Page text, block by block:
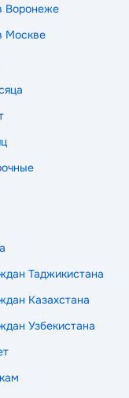
Воронеже
Москве
Таджикистана
Казахстана
Узбекистана